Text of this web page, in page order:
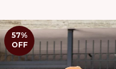
57%
OFF